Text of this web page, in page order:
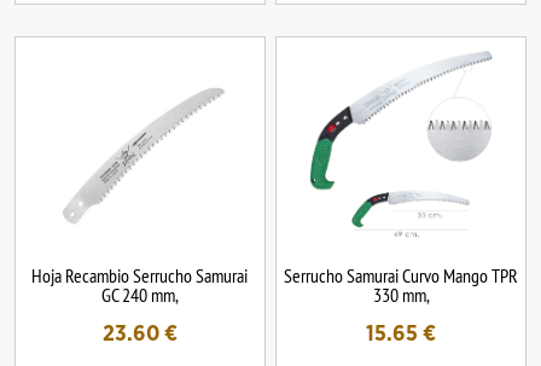
Hoja Recambio Serrucho Samurai
GC 240 mm,
23.60€
Serrucho Samurai Curvo Mango TPR
330 mm,
15.65 €